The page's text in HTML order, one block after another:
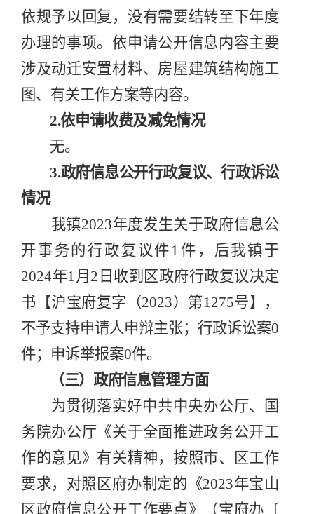
依规予以回复，没有需要结转至下年度
办理的事项。依申请公开信息内容主要
涉及动迁安置材料、房屋建筑结构施工
图、有关工作方案等内容。
2.依申请收费及减免情况
无。
3.政府信息公开行政复议、行政诉讼
情况
我镇2023年度发生关于政府信息公
开事务的行政复议件 1件，后我镇于
2024年1月 2 日 收到区政府行政复议决定
书【沪宝府复字（2023）第1275号】，
不予支持申请人申辩主张；行政诉讼案0
件；申诉举报案0件。
（三）政府信息管理方面
为贯彻落实好中共中央办公厅、国
务院办公厅《关于全面推进政务公开工
作的意见》有关精神，按照市、区工作
要求， 对照区府办制定的 《2023年宝山
区政府信息公开工作要点》
（宝府办〔